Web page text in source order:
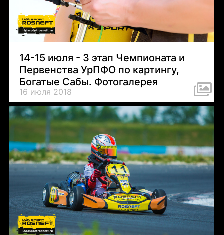
14-15 июля - 3 этап Чемпионата и
Первенства УрПФО по картингу,
Богатые Сабы. Фотогалерея
16 июля 2018